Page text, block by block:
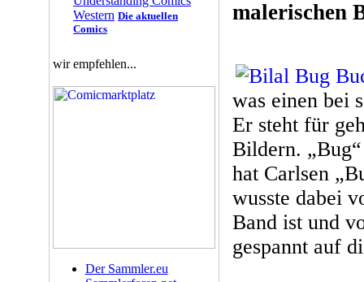
Western Die aktuellen
Comics
wir empfehlen...
Der Sammler.eu
malerischen
was einen bei
Er steht für
Bildern.
hat Carlsen
wusste dabei
Band ist und
gespannt auf